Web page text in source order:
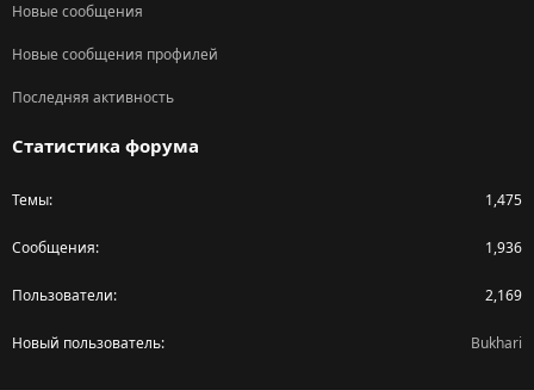
Новые сообщения
Новые сообщения профилей
Последняя активность
Статистика форума
Темы 1,475
Сообщения 1,936
Пользователи 2,169
Новый пользователь Bukhari